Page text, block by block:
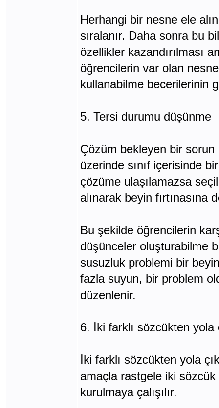
Herhangi bir nesne ele
sıralanır. Daha sonra bu
özellikler kazandırılması
öğrencilerin var olan
kullanabilme becerilerinin
5. Tersi durumu düşünme
Çözüm bekleyen bir sorun
üzerinde sınıf içerisinde
çözüme ulaşılamazsa
alınarak beyin fırtınasına
Bu şekilde öğrencilerin
düşünceler oluşturabilme
susuzluk problemi bir
fazla suyun, bir problem
düzenlenir.
6. İki farklı sözcükten yola
İki farklı sözcükten yola
amaçla rastgele iki
kurulmaya çalışılır.